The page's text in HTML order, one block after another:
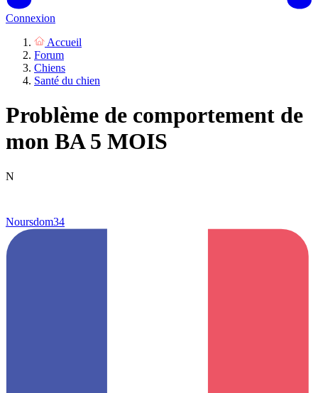
Connexion
Accueil
Forum
Chiens
Santé du chien
Problème de comportement de
mon BA 5 MOIS
N
Noursdom34